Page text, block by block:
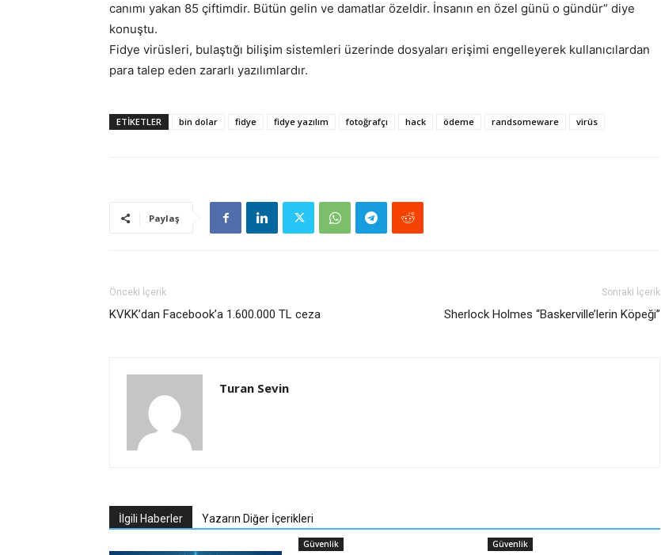
canımı yakan 85 çiftimdir. Bütün gelin ve damatlar özeldir. İnsanın en özel günü o gündür” diye
konuştu.
Fidye virüsleri, bulaştığı bilişim sistemleri üzerinde dosyaları erişimi engelleyerek kullanıcılardan
para talep eden zararlı yazılımlardır.
ETIKETLER bin dolar fidye fidye yazılım fotoğrafçı hack ödeme randsomeware virüs
Paylaş
Önceki İçerik
KVKK’dan Facebook’a 1.600.000 TL ceza
Sonraki İçerik
Sherlock Holmes “Baskerville’lerin Köpeği”
Turan Sevin
İlgili Haberler Yazarın Diğer İçerikleri
Güvenlik Güvenlik